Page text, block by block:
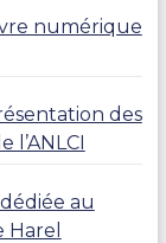
numérique
des
au
Harel